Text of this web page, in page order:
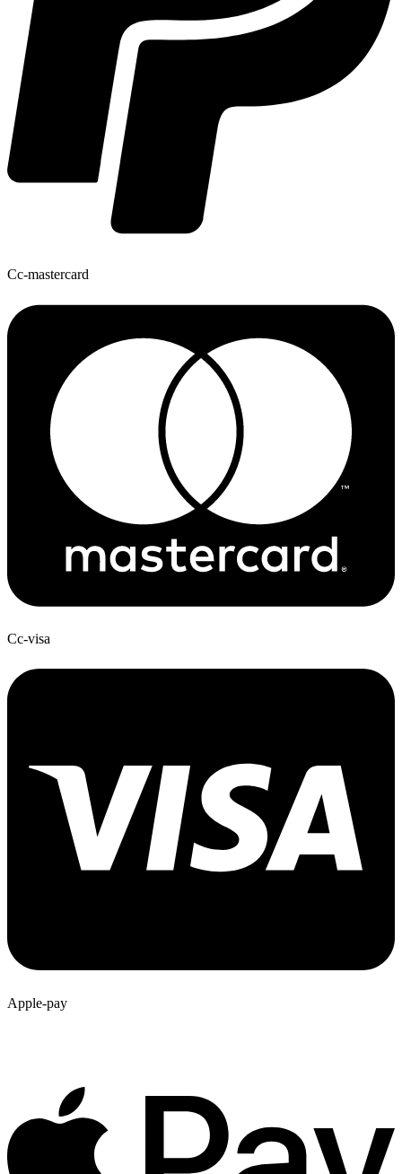
Cc-mastercard
Cc-visa
Apple-pay